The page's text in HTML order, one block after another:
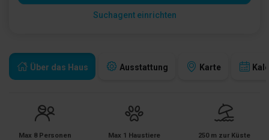
Über das Haus Ausstattung Karte
Max 8 Personen Max 1 Haustiere 250 m zur Küste
Suchagent einrichten